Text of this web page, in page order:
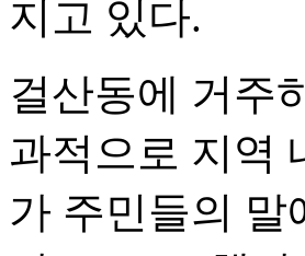
지고 있다.
걸산동에 거주
과적으로 지역
가 주민들의 말